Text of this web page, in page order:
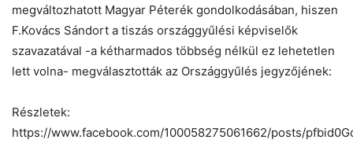
megváltozhatott Magyar Péterék gondolkodásában, hiszen
F.Kovács Sándort a tiszás országgyűlési képviselők
szavazatával -a kétharmados többség nélkül ez lehetetlen
lett volna- megválasztották az Országgyűlés jegyzőjének:
Részletek:
https://www.facebook.com/100058275061662/posts/